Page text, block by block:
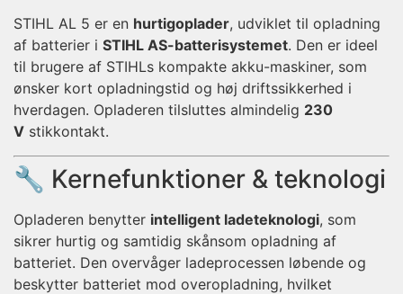
STIHL AL 5 er en hurtigoplader, udviklet til opladning
af batterier i STIHL AS-batterisystemet. Den er ideel
til brugere af STIHLs kompakte akku-maskiner, som
ønsker kort opladningstid og høj driftssikkerhed i
hverdagen. Opladeren tilsluttes almindelig 230
V stikkontakt.
🔧 Kernefunktioner & teknologi
Opladeren benytter intelligent ladeteknologi, som
sikrer hurtig og samtidig skånsom opladning af
batteriet. Den overvåger ladeprocessen løbende og
beskytter batteriet mod overopladning, hvilket